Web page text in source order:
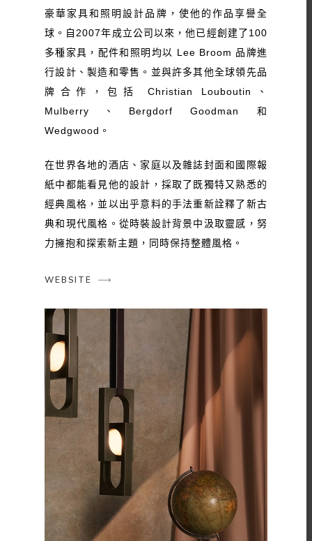
豪華家具和照明設計品牌，使他的作品享譽全
球。自2007年成立公司以來，他已經創建了100
多種家具，配件和照明均以 Lee Broom 品牌進
行設計、製造和零售。並與許多其他全球領先品
牌合作，包括 Christian Louboutin、
Mulberry、Bergdorf Goodman 和
Wedgwood。
在世界各地的酒店、家庭以及雜誌封面和國際報
紙中都能看見他的設計，採取了既獨特又熟悉的
經典風格，並以出乎意料的手法重新詮釋了新古
典和現代風格。從時裝設計背景中汲取靈感，努
力擁抱和探索新主題，同時保持整體風格。
WEBSITE